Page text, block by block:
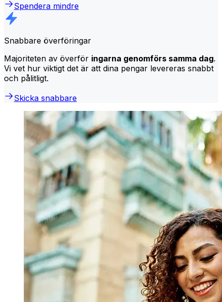
Spendera mindre
Snabbare överföringar
Majoriteten av överför ingarna genomförs samma dag.
Vi vet hur viktigt det är att dina pengar levereras snabbt
och pålitligt.
Skicka snabbare